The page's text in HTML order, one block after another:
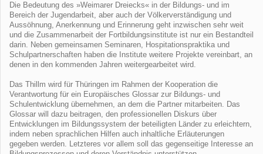
Die Bedeutung des »Weimarer Dreiecks« in der Bildungs- und im
Bereich der Jugendarbeit, aber auch der Völkerverständigung und
Aussöhnung, Anerkennung und Erinnerung geht inzwischen sehr weit
und die Zusammenarbeit der Fortbildungsinstitute ist nur ein Bestandteil
darin. Neben gemeinsamen Seminaren, Hospitationspraktika und
Schulpartnerschaften haben die Institute weitere Projekte vereinbart, an
denen in den kommenden Jahren weitergearbeitet wird.
Das Thillm wird für Thüringen im Rahmen der Kooperation die
Verantwortung für ein Europäisches Glossar zur Bildungs- und
Schulentwicklung übernehmen, an dem die Partner mitarbeiten. Das
Glossar will dazu beitragen, den professionellen Diskurs über
Entwicklungen im Bildungssystem der beteiligten Länder zu erleichtern,
indem neben sprachlichen Hilfen auch inhaltliche Erläuterungen
gegeben werden. Letzteres vor allem soll das gegenseitige Interesse an